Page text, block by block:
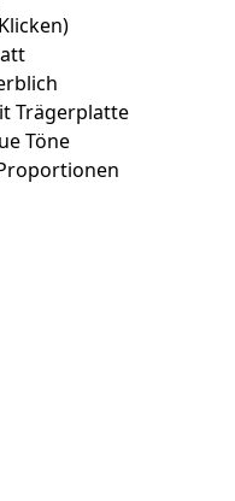
Trägerplatte
Töne